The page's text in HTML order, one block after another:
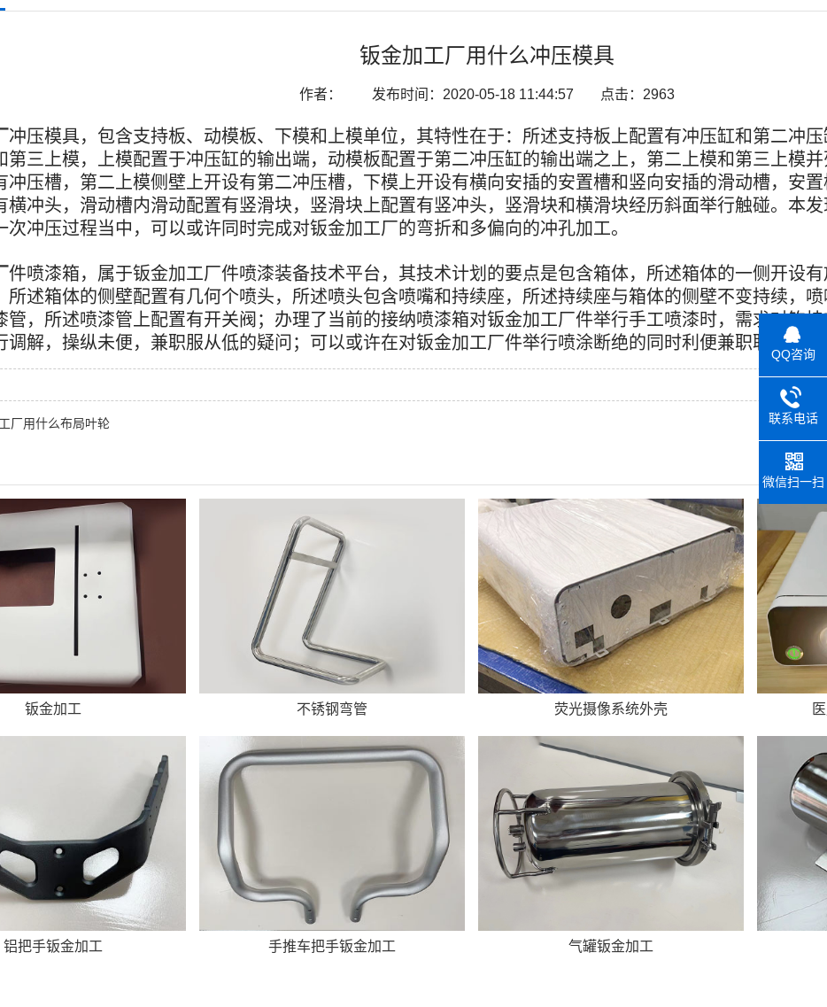
钣金加工厂用什么冲压模具
作者： 发布时间：2020-05-18 11:44:57 点击：2963
冲压模具，包含支持板、动模板、下模和上模单位，其特性在于：所述支持板上配置有冲压缸和第二冲
第三上模，上模配置于冲压缸的输出端，动模板配置于第二冲压缸的输出端之上，第二上模和第三上模
冲压槽，第二上模侧壁上开设有第二冲压槽，下模上开设有横向安插的安置槽和竖向安插的滑动槽，安
横冲头，滑动槽内滑动配置有竖滑块，竖滑块上配置有竖冲头，竖滑块和横滑块经历斜面举行触碰。本
次冲压过程当中，可以或许同时完成对钣金加工厂的弯折和多偏向的冲孔加工。
件喷漆箱，属于钣金加工厂件喷漆装备技术平台，其技术计划的要点是包含箱体，所述箱体的一侧开设
所述箱体的侧壁配置有几何个喷头，所述喷头包含喷嘴和持续座，所述持续座与箱体的侧壁不变持续，
管，所述喷漆管上配置有开关阀；办理了当前的接纳喷漆箱对钣金加工厂件举行手工喷漆时，需求对钩
调解，操纵未便，兼职服从低的疑问；可以或许在对钣金加工厂件举行喷涂断绝的同时利便兼职职员举
厂用什么布局叶轮
钣金加工 不锈钢弯管 荧光摄像系统外壳
铝把手钣金加工 手推车把手钣金加工 气罐钣金加工
QQ咨询
联系电话
微信扫一扫